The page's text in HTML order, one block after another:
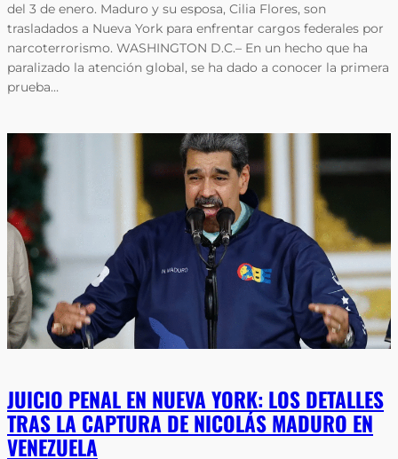
del 3 de enero. Maduro y su esposa, Cilia Flores, son
trasladados a Nueva York para enfrentar cargos federales por
narcoterrorismo. WASHINGTON D.C.– En un hecho que ha
paralizado la atención global, se ha dado a conocer la primera
prueba…
JUICIO PENAL EN NUEVA YORK: LOS DETALLES
TRAS LA CAPTURA DE NICOLÁS MADURO EN
VENEZUELA